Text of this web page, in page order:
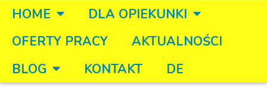
HOME
DLA OPIEKUNKI
OFERTY PRACY
AKTUALNOŚCI
BLOG
KONTAKT DE